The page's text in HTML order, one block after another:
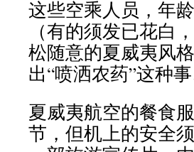
这些空乘人员，年
（有的须发已花白
松随意的夏威夷风
出“喷洒农药”这种
夏威夷航空的餐食
节，但机上的安全